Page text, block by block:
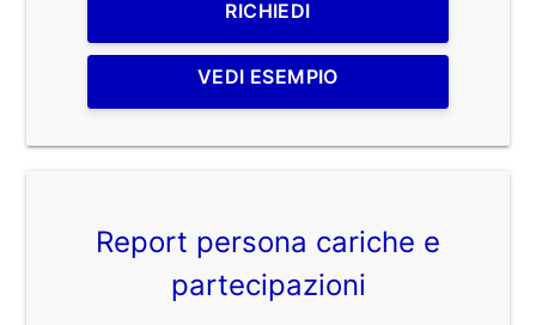
RICHIEDI
VEDI ESEMPIO
Report persona cariche e
partecipazioni